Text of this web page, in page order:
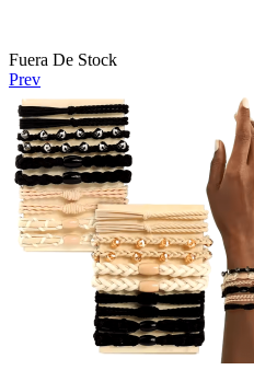
Fuera De Stock
Prev